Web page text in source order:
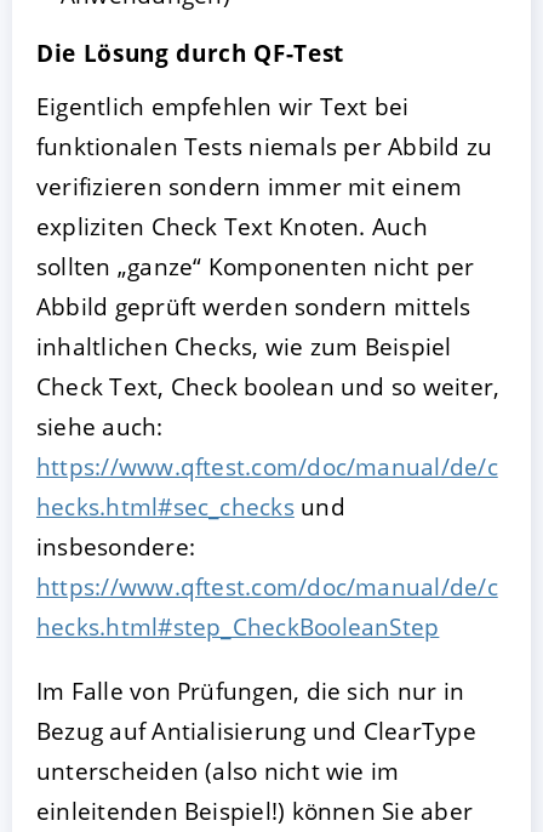
Die Lösung durch QF-Test
Eigentlich empfehlen wir Text bei
funktionalen Tests niemals per Abbild zu
verifizieren sondern immer mit einem
expliziten Check Text Knoten. Auch
sollten „ganze“ Komponenten nicht per
Abbild geprüft werden sondern mittels
inhaltlichen Checks, wie zum Beispiel
Check Text, Check boolean und so weiter,
siehe auch:
https://www.qftest.com/doc/manual/de/c
hecks.html#sec_checksund
insbesondere:
https://www.qftest.com/doc/manual/de/c
hecks.html#step_CheckBooleanStep
Im Falle von Prüfungen, die sich nur in
Bezug auf Antialisierung und ClearType
unterscheiden (also nicht wie im
einleitenden Beispiel!) können Sie aber